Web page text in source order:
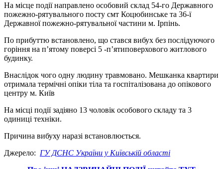
На місце події направлено особовий склад 54-го Державного
пожежно-рятувального посту смт Коцюбинське та 36-ї
Державної пожежно-рятувальної частини м. Ірпінь.
По прибуттю встановлено, що стався вибух без послідуючого
горіння на п’ятому поверсі 5 -п’ятиповерхового житлового
будинку.
Внаслідок чого одну людину травмовано. Мешканка квартири
отримала термічні опіки тіла та госпіталізована до опікового
центру м. Київ
На місці події задіяно 13 чоловік особового складу та 3
одиниці техніки.
Причина вибуху наразі встановлюється.
Джерело: ГУ ДСНС України у Київській області